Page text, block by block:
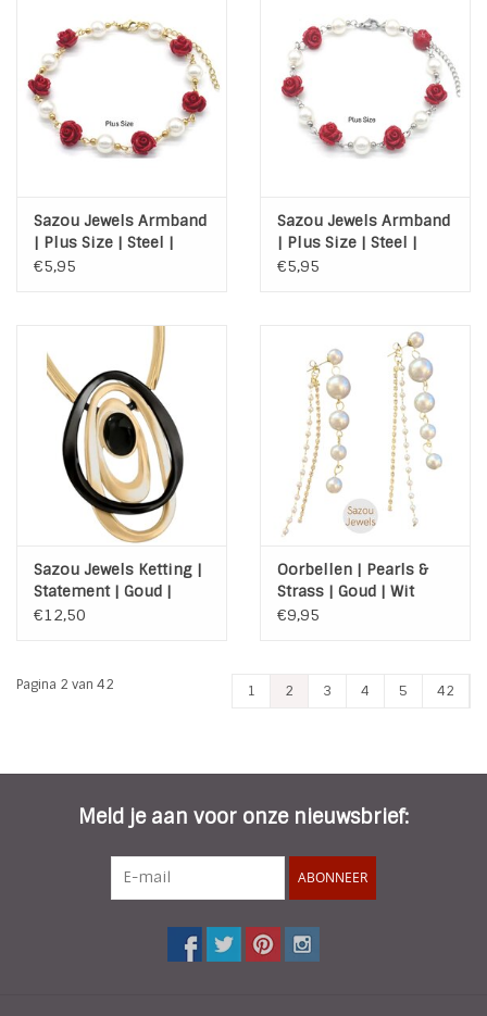
Sazou Jewels Armband
| Plus Size | Steel |
Goud | Roosjes | Parels
€5,95
Sazou Jewels Armband
| Plus Size | Steel |
Zilver | Roosjes |
€5,95
Sazou Jewels Ketting |
Statement | Goud |
Zwart
€12,50
Oorbellen | Pearls &
Strass | Goud | Wit
€9,95
Pagina 2 van 42 1 2 3 4 5 42
Meld je aan voor onze nieuwsbrief:
ABONNEER